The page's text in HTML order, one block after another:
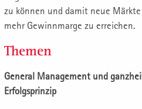
zu können und damit neue
mehr Gewinnmarge zu erreichen.
Themen
General Management und
Erfolgsprinzip